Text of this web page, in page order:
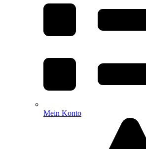
Mein Konto